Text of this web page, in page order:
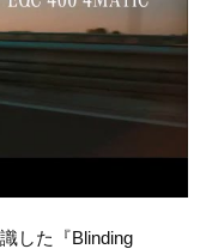
した『Blinding